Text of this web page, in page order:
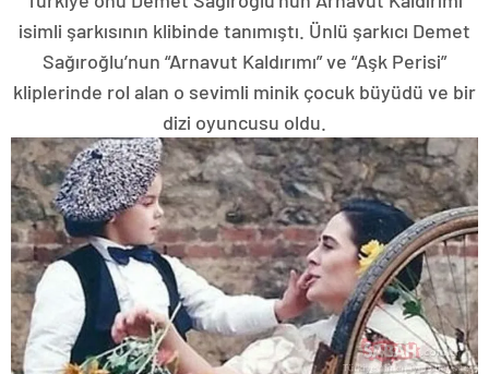
isimli şarkısının klibinde tanımıştı. Ünlü şarkıcı Demet
Sağıroğlu’nun “Arnavut Kaldırımı” ve “Aşk Perisi”
kliplerinde rol alan o sevimli minik çocuk büyüdü ve bir
dizi oyuncusu oldu.